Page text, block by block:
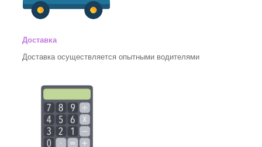
Доставка
Доставка осуществляется опытными водителями